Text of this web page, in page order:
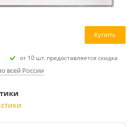
Купить
от 10 шт. предоставляется скидка
всей России